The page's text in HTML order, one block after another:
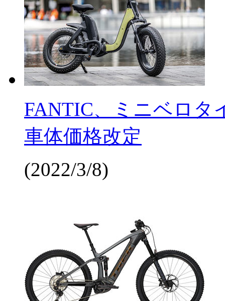
FANTIC、ミニベロタ
車体価格改定
(2022/3/8)